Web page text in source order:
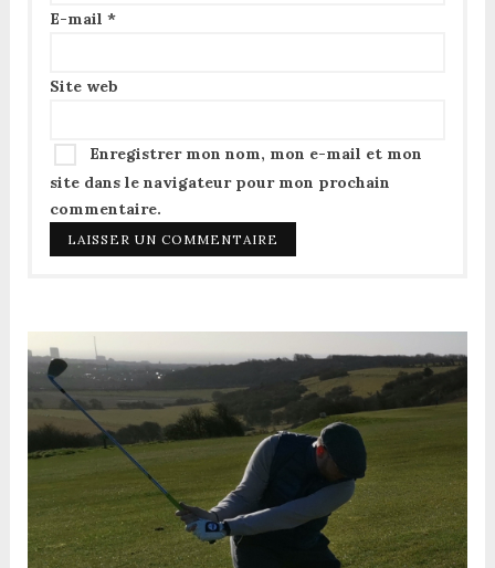
E-mail *
Site web
Enregistrer mon nom, mon e-mail et mon
site dans le navigateur pour mon prochain
commentaire.